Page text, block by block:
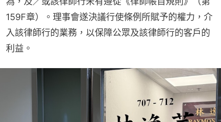
159F章）。理事會遂決議行使條例所賦予的權力，介
入該律師行的業務，以保障公眾及該律師行的客戶的
利益。